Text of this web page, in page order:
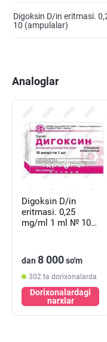
Digoksin D/in eritmasi.
10 (ampulalar)
Analoglar
Digoksin D/in
eritmasi. 0,25
mg/ml 1 ml № 10
dan 8 000so'm
302 ta dorixonalarda
Dorixonalardagi
narxlar